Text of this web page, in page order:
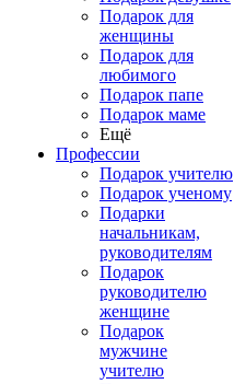
Подарок для
женщины
Подарок для
любимого
Подарок папе
Подарок маме
Ещё
Профессии
Подарок учителю
Подарок ученому
Подарки
начальникам,
руководителям
Подарок
руководителю
женщине
Подарок
мужчине
учителю